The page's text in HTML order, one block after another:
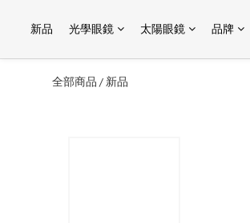
新品 光學眼鏡 太陽眼鏡 品牌
全部商品 / 新品